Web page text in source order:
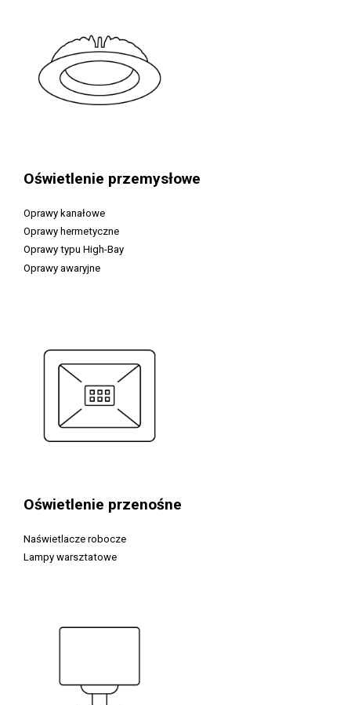
Oświetlenie przemysłowe
Oprawy kanałowe
Oprawy hermetyczne
Oprawy typu High-Bay
Oprawy awaryjne
Oświetlenie przenośne
Naświetlacze robocze
Lampy warsztatowe